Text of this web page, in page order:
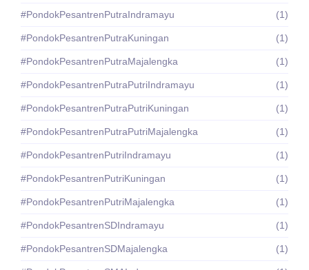
#PondokPesantrenPutraIndramayu (1)
#PondokPesantrenPutraKuningan (1)
#PondokPesantrenPutraMajalengka (1)
#PondokPesantrenPutraPutriIndramayu (1)
#PondokPesantrenPutraPutriKuningan (1)
#PondokPesantrenPutraPutriMajalengka (1)
#PondokPesantrenPutriIndramayu (1)
#PondokPesantrenPutriKuningan (1)
#PondokPesantrenPutriMajalengka (1)
#PondokPesantrenSDIndramayu (1)
#PondokPesantrenSDMajalengka (1)